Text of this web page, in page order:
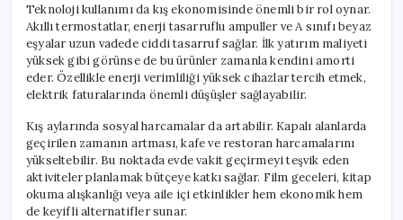
Teknoloji kullanımı da kış ekonomisinde önemli bir rol oynar.
Akıllı termostatlar, enerji tasarruflu ampuller ve A sınıfı beyaz
eşyalar uzun vadede ciddi tasarruf sağlar. İlk yatırım maliyeti
yüksek gibi görünse de bu ürünler zamanla kendini amorti
eder. Özellikle enerji verimliliği yüksek cihazlar tercih etmek,
elektrik faturalarında önemli düşüşler sağlayabilir.
Kış aylarında sosyal harcamalar da artabilir. Kapalı alanlarda
geçirilen zamanın artması, kafe ve restoran harcamalarını
yükseltebilir. Bu noktada evde vakit geçirmeyi teşvik eden
aktiviteler planlamak bütçeye katkı sağlar. Film geceleri, kitap
okuma alışkanlığı veya aile içi etkinlikler hem ekonomik hem
de keyifli alternatifler sunar.